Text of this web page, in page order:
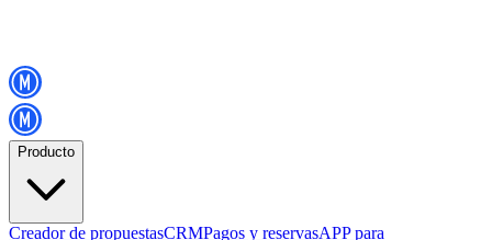
Producto
Creador de propuestasCRMPagos y reservasAPP para